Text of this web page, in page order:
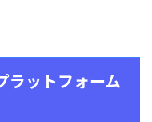
ットフォーム